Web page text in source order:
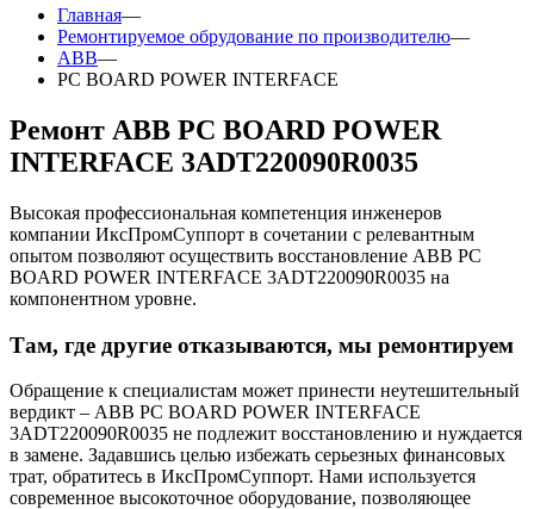
Главная—
Ремонтируемое обрудование по производителю—
ABB—
PC BOARD POWER INTERFACE
Ремонт ABB PC BOARD POWER
INTERFACE 3ADT220090R0035
Высокая профессиональная компетенция инженеров
компании ИксПромСуппорт в сочетании с релевантным
опытом позволяют осуществить восстановление ABB PC
BOARD POWER INTERFACE 3ADT220090R0035 на
компонентном уровне.
Там, где другие отказываются, мы ремонтируем
Обращение к специалистам может принести неутешительный
вердикт – ABB PC BOARD POWER INTERFACE
3ADT220090R0035 не подлежит восстановлению и нуждается
в замене. Задавшись целью избежать серьезных финансовых
трат, обратитесь в ИксПромСуппорт. Нами используется
современное высокоточное оборудование, позволяющее